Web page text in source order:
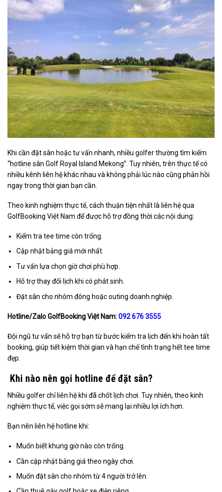
Khi cần đặt sân hoặc tư vấn nhanh, nhiều golfer thường tìm kiếm
“hotline sân Golf Royal Island Mekong”. Tuy nhiên, trên thực tế có
nhiều kênh liên hệ khác nhau và không phải lúc nào cũng phản hồi
ngay trong thời gian bạn cần.
Theo kinh nghiệm thực tế, cách thuận tiện nhất là liên hệ qua
GolfBooking Việt Nam để được hỗ trợ đồng thời các nội dung:
Kiểm tra tee time còn trống.
Cập nhật bảng giá mới nhất.
Tư vấn lựa chọn giờ chơi phù hợp.
Hỗ trợ thay đổi lịch khi có phát sinh.
Đặt sân cho nhóm đông hoặc outing doanh nghiệp.
Hotline/Zalo GolfBooking Việt Nam:092 676 3555
Đội ngũ tư vấn sẽ hỗ trợ bạn từ bước kiểm tra lịch đến khi hoàn tất
booking, giúp tiết kiệm thời gian và hạn chế tình trạng hết tee time
đẹp.
Khi nào nên gọi hotline để đặt sân?
Nhiều golfer chỉ liên hệ khi đã chốt lịch chơi. Tuy nhiên, theo kinh
nghiệm thực tế, việc gọi sớm sẽ mang lại nhiều lợi ích hơn.
Bạn nên liên hệ hotline khi:
Muốn biết khung giờ nào còn trống.
Cần cập nhật bảng giá theo ngày chơi.
Muốn đặt sân cho nhóm từ 4 người trở lên.